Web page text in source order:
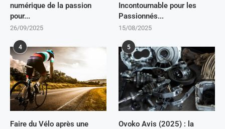
numérique de la passion
pour...
26/09/2025
Incontournable pour les
Passionnés...
15/08/2025
4
Faire du Vélo après une
5
Ovoko Avis (2025) : la